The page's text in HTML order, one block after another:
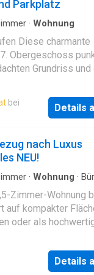
Parkplatz
· Wohnung
Obergeschoss
Grundriss und
Singles begeistert
beim
Der Vorraum ist
Wohnbereich
Leseecke,
clever kombinierter
gestalten hier Ihre
Die bestehende
und macht
echtes Highlight
oder den Kaffee
mit
bei
Details
nach Luxus
NEU!
· Wohnung ·
Zimmer-Wohnung
auf kompakter
oder als
Details